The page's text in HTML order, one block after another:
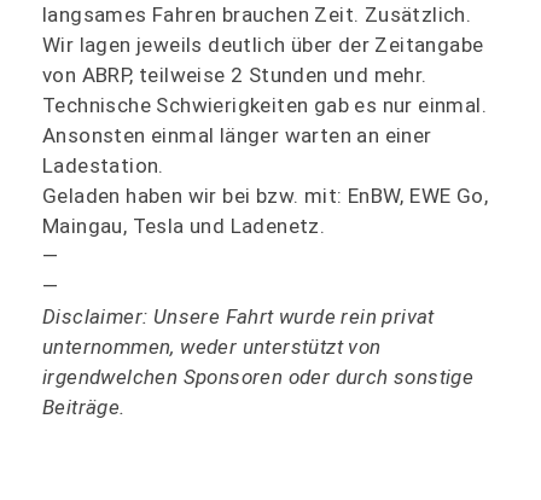
langsames Fahren brauchen Zeit. Zusätzlich.
Wir lagen jeweils deutlich über der Zeitangabe
von ABRP, teilweise 2 Stunden und mehr.
Technische Schwierigkeiten gab es nur einmal.
Ansonsten einmal länger warten an einer
Ladestation.
Geladen haben wir bei bzw. mit: EnBW, EWE Go,
Maingau, Tesla und Ladenetz.
—
—
Disclaimer: Unsere Fahrt wurde rein privat
unternommen, weder unterstützt von
irgendwelchen Sponsoren oder durch sonstige
Beiträge.